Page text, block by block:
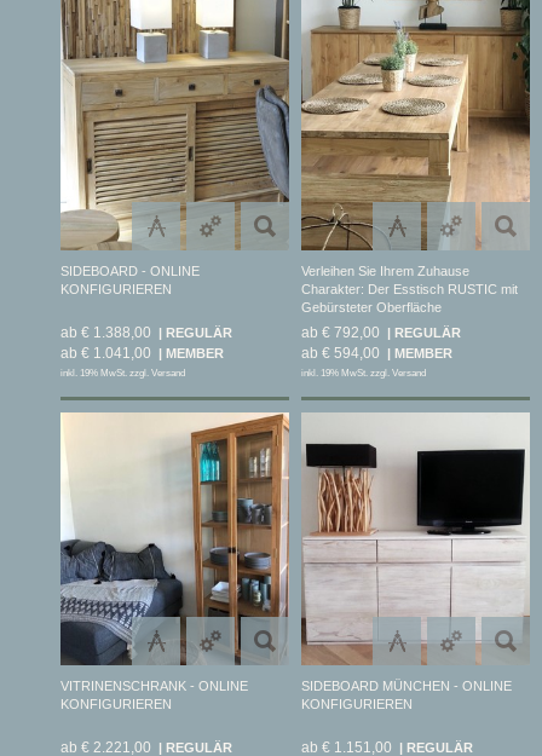
SIDEBOARD - ONLINE
KONFIGURIEREN
ab € 1.388,00
ab € 1.041,00
inkl. 19% MwSt. zzgl. Versand
Verleihen Sie Ihrem Zuhause
Charakter: Der Esstisch RUSTIC mit
Gebürsteter Oberfläche
ab € 792,00
ab € 594,00
inkl. 19% MwSt. zzgl. Versand
VITRINENSCHRANK - ONLINE
KONFIGURIEREN
ab € 2.221,00
SIDEBOARD MÜNCHEN - ONLINE
KONFIGURIEREN
ab € 1.151,00